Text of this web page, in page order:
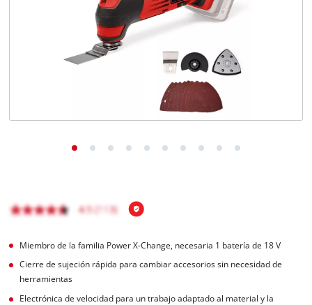
Miembro de la familia Power X-Change, necesaria 1 batería de 18 V
Cierre de sujeción rápida para cambiar accesorios sin necesidad de
herramientas
Electrónica de velocidad para un trabajo adaptado al material y la